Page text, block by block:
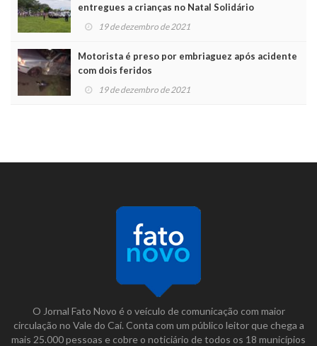
entregues a crianças no Natal Solidário
19 de dezembro de 2021
Motorista é preso por embriaguez após acidente
com dois feridos
19 de dezembro de 2021
O Jornal Fato Novo é o veículo de comunicação com maior
circulação no Vale do Caí. Conta com um público leitor que chega a
mais 25.000 pessoas e cobre o noticiário de todos os 18 municípios